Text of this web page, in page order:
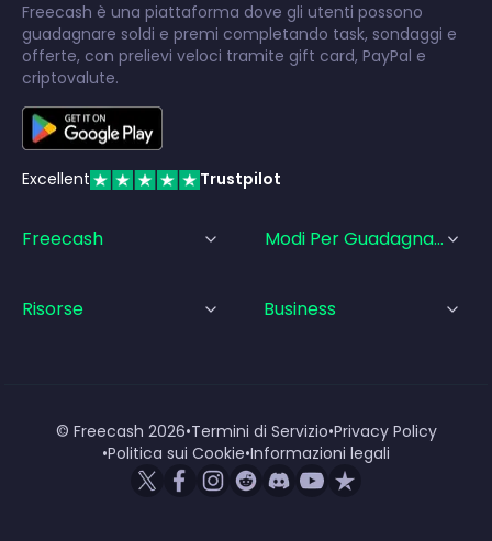
Freecash è una piattaforma dove gli utenti possono
guadagnare soldi e premi completando task, sondaggi e
offerte, con prelievi veloci tramite gift card, PayPal e
criptovalute.
Excellent Trustpilot
Freecash Modi Per Guadagnare
Risorse Business
© Freecash 2026•Termini di Servizio•Privacy Policy
•Politica sui Cookie•Informazioni legali